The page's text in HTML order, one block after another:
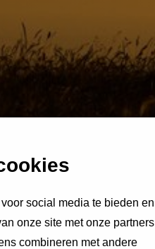
social media te bieden en
onze site met onze partners
combineren met andere